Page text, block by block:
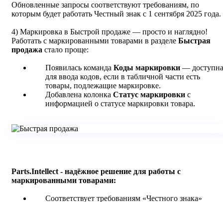
Обновленные запросы соответствуют требованиям, по
которым будет работать Честный знак с 1 сентября 2025 года.
4) Маркировка в Быстрой продаже — просто и наглядно!
Работать с маркированными товарами в разделе Быстрая
продажа стало проще:
Появилась команда Коды маркировки — доступна
для ввода кодов, если в табличной части есть
товары, подлежащие маркировке.
Добавлена колонка Статус маркировки с
информацией о статусе маркировки товара.
Parts.Intellect - надёжное решение для работы с
маркированными товарами:
Соответствует требованиям «Честного знака»